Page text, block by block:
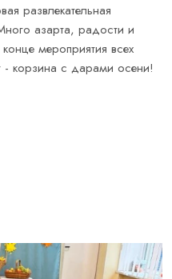
развлекательная
азарта, радости и
мероприятия всех
корзина с дарами осени!